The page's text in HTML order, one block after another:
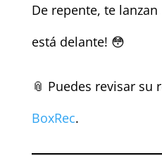
De repente, te
está delante! 😳
📎 Puedes revisar su
BoxRec.